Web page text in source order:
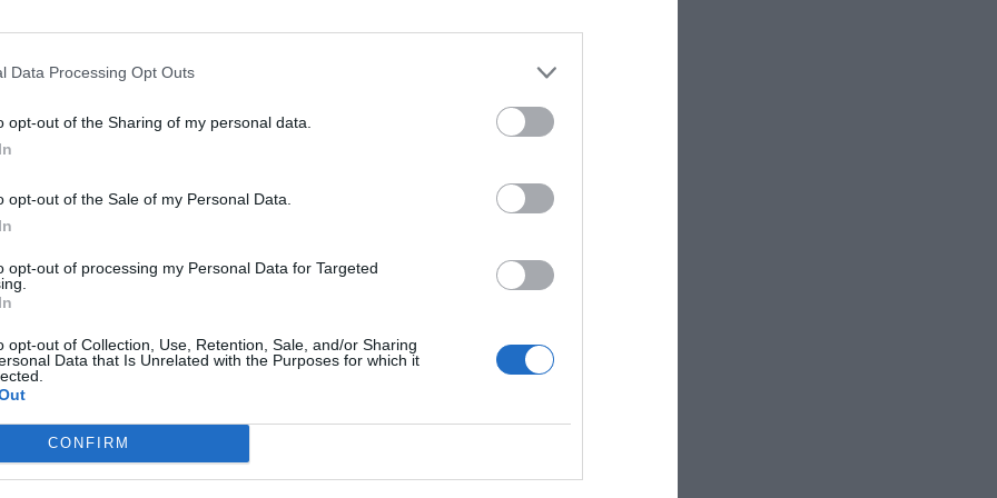
Data Processing Opt Outs
opt-out of the Sharing of my personal data.
opt-out of the Sale of my Personal Data.
opt-out of processing my Personal Data for Targeted
opt-out of Collection, Use, Retention, Sale, and/or Sharing
Data that Is Unrelated with the Purposes for which it
CONFIRM
ser condemnat, per part del Tribunal Suprem, a
delicte de desobediència i una multa de
Anteriorment, entre altres tasques, l’advocat
de Gurb (Osona) entre el 1999 i el 2015.
preferida de Google de forma
d'actualitat